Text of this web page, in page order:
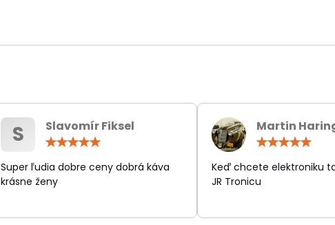
S
Slavomír Fiksel
/
5
Super ľudia dobre ceny dobrá káva
krásne ženy
Martin
Keď chcete elektroniku
JR Tronicu